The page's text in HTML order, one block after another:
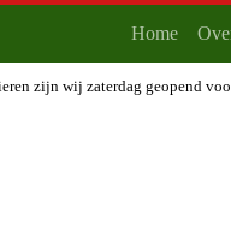
Home
zijn wij zaterdag geopend